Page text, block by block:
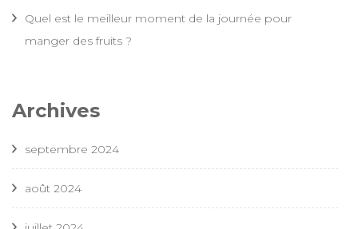
Quel est le meilleur moment de la journée pour
manger des fruits ?
Archives
septembre 2024
août 2024